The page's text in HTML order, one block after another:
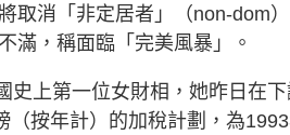
取消「非定居者」（non-dom
滿，稱面臨「完美風暴」。
史上第一位女財相，她昨日在
按年計）的加稅計劃，為